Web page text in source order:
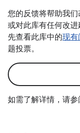
您的反馈将帮助我
或对此库有任何改
先查看此库中的现有
题投票。
如需了解详情，请参